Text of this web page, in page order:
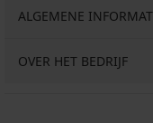
ALGEMENE
OVER HET BEDRIJF